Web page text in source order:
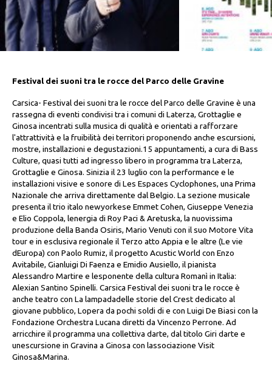
Festival dei suoni tra le rocce del Parco delle Gravine
Carsica- Festival dei suoni tra le rocce del Parco delle Gravine è una
rassegna di eventi condivisi tra i comuni di Laterza, Grottaglie e
Ginosa incentrati sulla musica di qualità e orientati a rafforzare
l'attrattività e la fruibilità dei territori proponendo anche escursioni,
mostre, installazioni e degustazioni.15 appuntamenti, a cura di Bass
Culture, quasi tutti ad ingresso libero in programma tra Laterza,
Grottaglie e Ginosa. Sinizia il 23 luglio con la performance e le
installazioni visive e sonore di Les Espaces Cyclophones, una Prima
Nazionale che arriva direttamente dal Belgio. La sezione musicale
presenta il trio italo newyorkese Emmet Cohen, Giuseppe Venezia
e Elio Coppola, lenergia di Roy Paci & Aretuska, la nuovissima
produzione della Banda Osiris, Mario Venuti con il suo Motore Vita
tour e in esclusiva regionale il Terzo atto Appia e le altre (Le vie
dEuropa) con Paolo Rumiz, il progetto Acustic World con Enzo
Avitabile, Gianluigi Di Faenza e Emidio Ausiello, il pianista
Alessandro Martire e lesponente della cultura Romanì in Italia:
Alexian Santino Spinelli. Carsica Festival dei suoni tra le rocce è
anche teatro con La lampadadelle storie del Crest dedicato al
giovane pubblico, Lopera da pochi soldi di e con Luigi De Biasi con la
Fondazione Orchestra Lucana diretti da Vincenzo Perrone. Ad
arricchire il programma una collettiva darte, dal titolo Giri darte e
unescursione in Gravina a Ginosa con lassociazione Visit
Ginosa&Marina.